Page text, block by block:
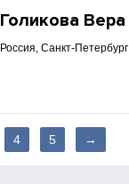
Голикова Вера
Россия, Санкт-Петербург
4 5 →